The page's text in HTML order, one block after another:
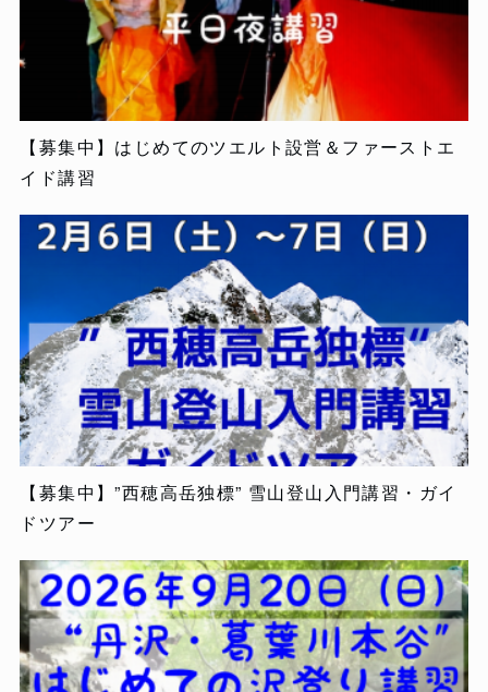
【募集中】はじめてのツエルト設営＆ファーストエ
イド講習
【募集中】”西穂高岳独標” 雪山登山入門講習・ガイ
ドツアー